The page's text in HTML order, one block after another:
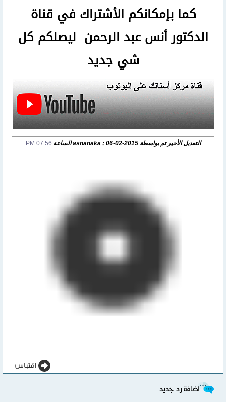
كما بإمكانكم الأشتراك في قناة
الدكتور أنس عبد الرحمن ليصلكم كل
شي جديد
التعديل الأخير تم بواسطة asnanaka ; 06-02-2015 الساعة 07:56 PM